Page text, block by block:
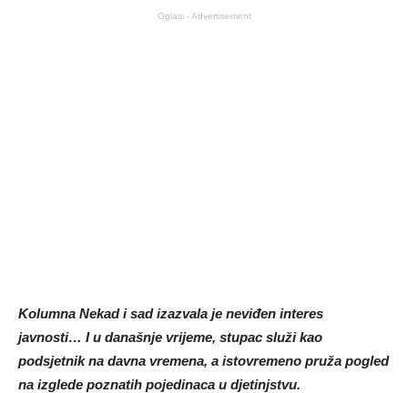
Oglasi - Advertisement
Kolumna Nekad i sad izazvala je neviđen interes
javnosti… I u današnje vrijeme, stupac služi kao
podsjetnik na davna vremena, a istovremeno pruža pogled
na izglede poznatih pojedinaca u djetinjstvu.